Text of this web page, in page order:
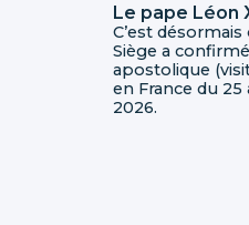
Le pape Léon
C’est
Siège a
apostolique
en France du
2026.